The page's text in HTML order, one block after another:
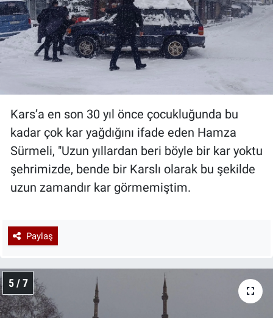
Kars’a en son 30 yıl önce çocukluğunda bu
kadar çok kar yağdığını ifade eden Hamza
Sürmeli, "Uzun yıllardan beri böyle bir kar yoktu
şehrimizde, bende bir Karslı olarak bu şekilde
uzun zamandır kar görmemiştim.
Paylaş
5 / 7